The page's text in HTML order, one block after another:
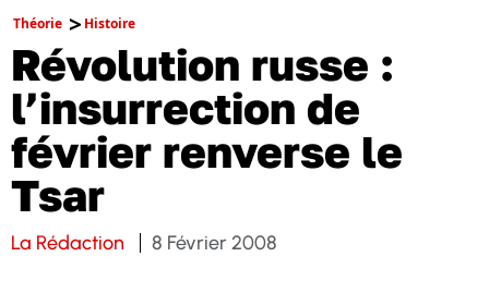
Théorie Histoire
Révolution russe :
l’insurrection de
février renverse le
Tsar
La Rédaction 8 Février 2008